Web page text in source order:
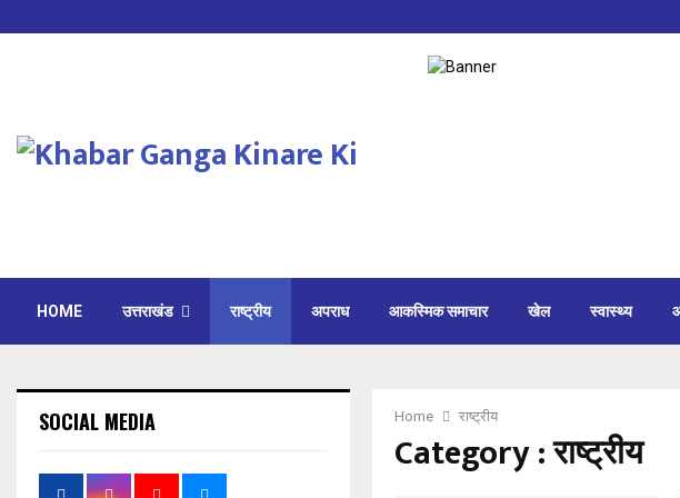
HOME उत्तराखंड राष्ट्रीय अपराध आकस्मिक समाचार खेल स्वास्थ्य
Home राष्ट्रीय
Category : राष्ट्रीय
SOCIAL MEDIA